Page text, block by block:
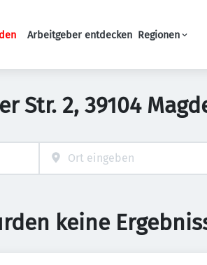
Haupt-Navigation
Arbeitgeber entdecken Regionen
Str. 2, 39104
keine